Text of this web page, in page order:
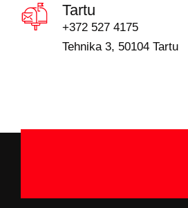
Tartu
+372 527 4175
Tehnika 3, 50104 Tartu